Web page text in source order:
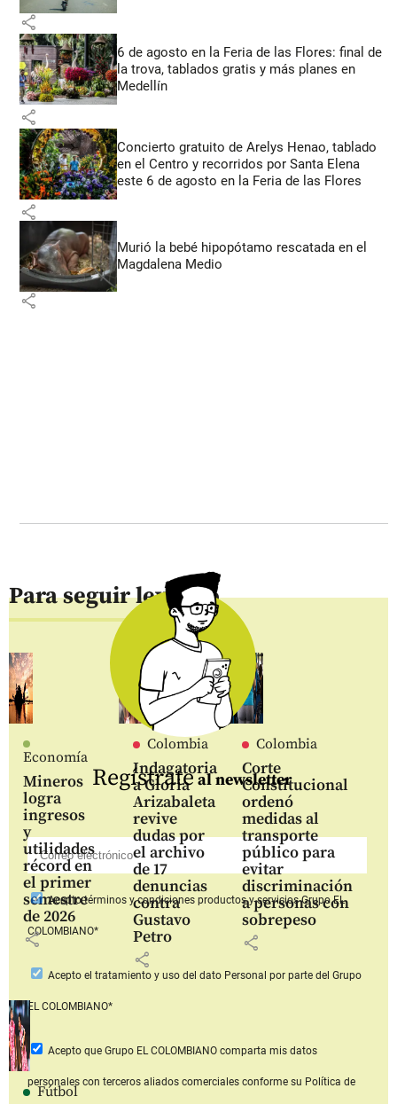
share
6 de agosto en la Feria de las Flores: final de
la trova, tablados gratis y más planes en
Medellín
share
Concierto gratuito de Arelys Henao, tablado
en el Centro y recorridos por Santa Elena
este 6 de agosto en la Feria de las Flores
share
Murió la bebé hipopótamo rescatada en el
Magdalena Medio
share
Para seguir leyendo
Economía
Mineros
logra
ingresos
y
utilidades
récord en
el primer
semestre
de 2026
share
Colombia
Indagatoria
a Gloria
Arizabaleta
revive
dudas por
el archivo
de 17
denuncias
contra
Gustavo
Petro
share
Colombia
Corte
Constitucional
ordenó
medidas al
transporte
público para
evitar
discriminación
a personas con
sobrepeso
share
Fútbol
Regístrateal newsletter
Aceptotérminos y condiciones productos y serviciosGrupo EL
COLOMBIANO*
Acepto el tratamiento y uso del dato Personal por parte del Grupo
EL COLOMBIANO*
Acepto que Grupo EL COLOMBIANOcomparta mis datos
personales con terceros aliados comerciales conforme su Política de